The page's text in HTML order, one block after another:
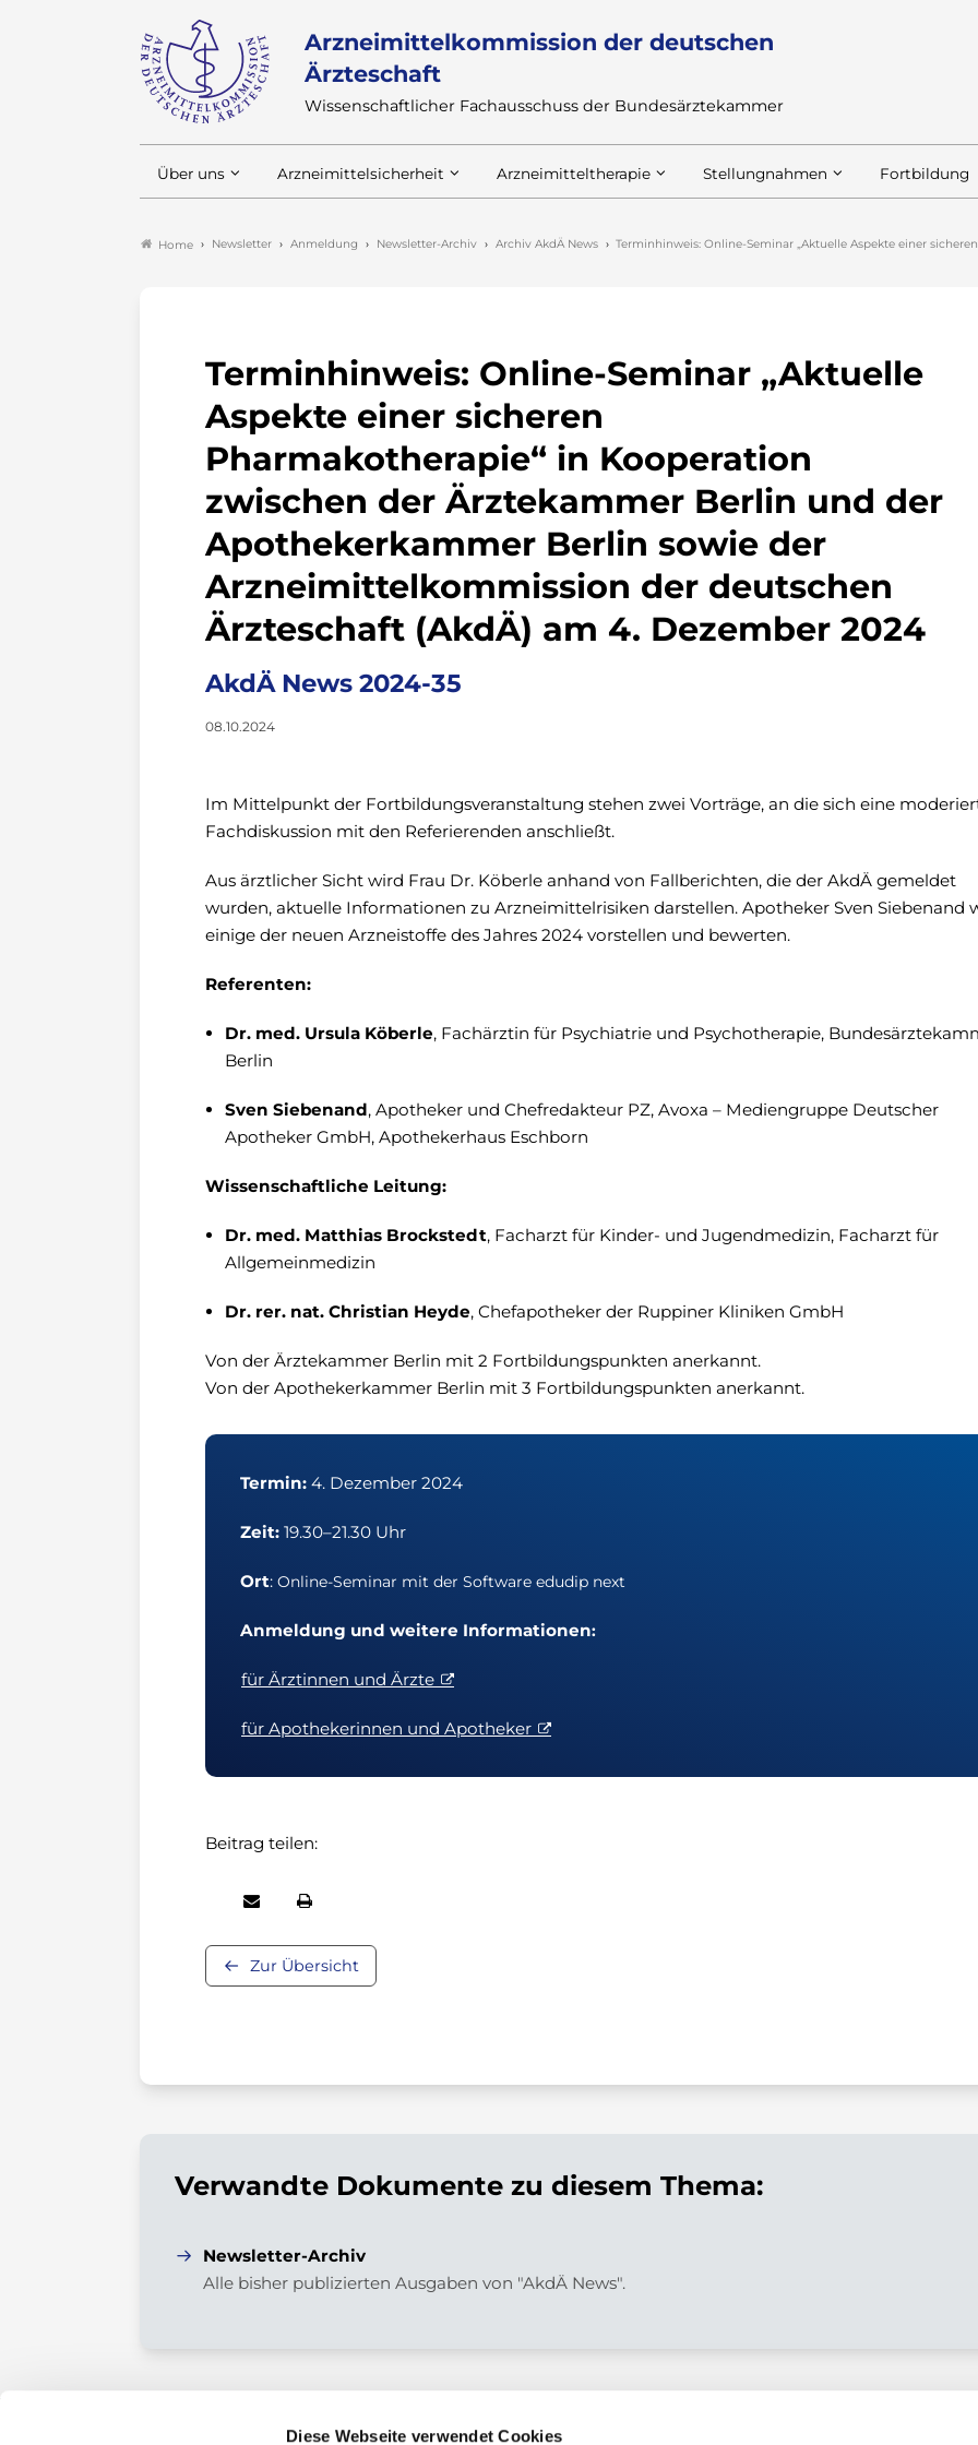
Diese Webseite verwendet Cookies
Arzneimittelkommission der deutschen
Ärzteschaft
Wissenschaftlicher Fachausschuss der Bundesärztekammer
Über uns Arzneimittelsicherheit Arzneimitteltherapie Stellungnahmen Fortbildung
Home Newsletter Anmeldung Newsletter-Archiv Archiv AkdÄ News Terminhinweis: Online-Seminar „Aktuelle Aspekte einer
Terminhinweis: Online-Seminar „Aktuelle
Aspekte einer sicheren
Pharmakotherapie“ in Kooperation
zwischen der Ärztekammer Berlin und der
Apothekerkammer Berlin sowie der
Arzneimittelkommission der deutschen
Ärzteschaft (AkdÄ) am 4. Dezember 2024
AkdÄ News 2024-35
08.10.2024
Im Mittelpunkt der Fortbildungsveranstaltung stehen zwei Vorträge, an die sich eine
Fachdiskussion mit den Referierenden anschließt.
Aus ärztlicher Sicht wird Frau Dr. Köberle anhand von Fallberichten, die der AkdÄ gemeldet
wurden, aktuelle Informationen zu Arzneimittelrisiken darstellen. Apotheker Sven Siebenand
einige der neuen Arzneistoffe des Jahres 2024 vorstellen und bewerten.
Referenten:
Dr. med. Ursula Köberle, Fachärztin für Psychiatrie und Psychotherapie,
Berlin
Sven Siebenand, Apotheker und Chefredakteur PZ, Avoxa – Mediengruppe Deutscher
Apotheker GmbH, Apothekerhaus Eschborn
Wissenschaftliche Leitung:
Dr. med. Matthias Brockstedt, Facharzt für Kinder- und Jugendmedizin, Facharzt für
Allgemeinmedizin
Dr. rer. nat. Christian Heyde, Chefapotheker der Ruppiner Kliniken GmbH
Von der Ärztekammer Berlin mit 2 Fortbildungspunkten anerkannt.
Von der Apothekerkammer Berlin mit 3 Fortbildungspunkten anerkannt.
Termin: 4. Dezember 2024
Zeit: 19.30–21.30 Uhr
Ort: Online-Seminar mit der Software edudip next
Anmeldung und weitere Informationen:
für Ärztinnen und Ärzte
für Apothekerinnen und Apotheker
Beitrag teilen:
Zur Übersicht
Verwandte Dokumente zu diesem Thema:
Newsletter-Archiv
Alle bisher publizierten Ausgaben von "AkdÄ News".